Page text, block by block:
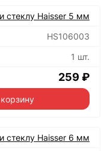
стеклу Haisser 5 мм
HS106003
1 шт.
259 ₽
стеклу Haisser 6 мм